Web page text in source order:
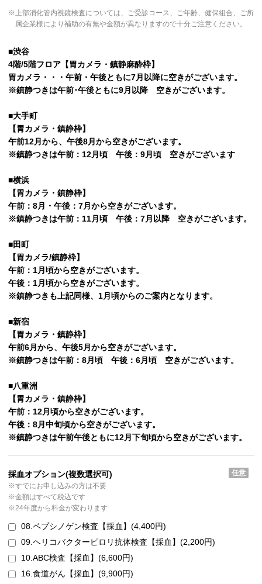
※上部消化管内視鏡検査については、ご受診コース、ご年齢、健保組合、ご所
属企業様により補助の有無や金額が異なりますので十分ご注意ください。
■渋谷
4階/5階フロア【胃カメラ・鎮静麻酔枠】
胃カメラ・・・午前・午後ともに7月以降に空きがございます。
※鎮静つきは午前･午後ともに9月以降 空きがございます。
■大手町
【胃カメラ・鎮静枠】
午前12月から、午後8月から空きがございます。
※鎮静つきは午前：12月頃 午後：9月頃 空きがございます
■横浜
【胃カメラ・鎮静枠】
午前：8月・午後：7月から空きがございます。
※鎮静つきは午前：11月頃 午後：7月以降 空きがございます。
■田町
【胃カメラ/鎮静枠】
午前：1月頃から空きがございます。
午後：1月頃から空きがございます。
※鎮静つきも上記同様、1月頃からのご案内となります。
■新宿
【胃カメラ・鎮静枠】
午前6月から、午後5月から空きがございます。
※鎮静つきは午前：8月頃 午後：6月頃 空きがございます。
■八重洲
【胃カメラ・鎮静枠】
午前：12月頃から空きがございます。
午後：8月中旬頃から空きがございます。
※鎮静つきは午前午後ともに12月下旬頃から空きがございます。
採血オプション(複数選択可)
※すでにお申し込みの方は不要
※金額はすべて税込です
※24年度から料金が変わります
任意
08.ペプシノゲン検査【採血】(4,400円)
09.ヘリコバクターピロリ抗体検査【採血】(2,200円)
10.ABC検査【採血】(6,600円)
16.食道がん【採血】(9,900円)